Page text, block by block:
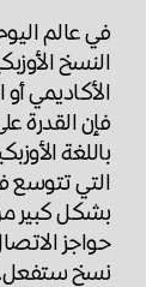
في عالم
النسخ
الأكاديمي أو
فإن القدرة
باللغة
التي تتوسع
بشكل كبير
حواجز
نسخ ستفعل.